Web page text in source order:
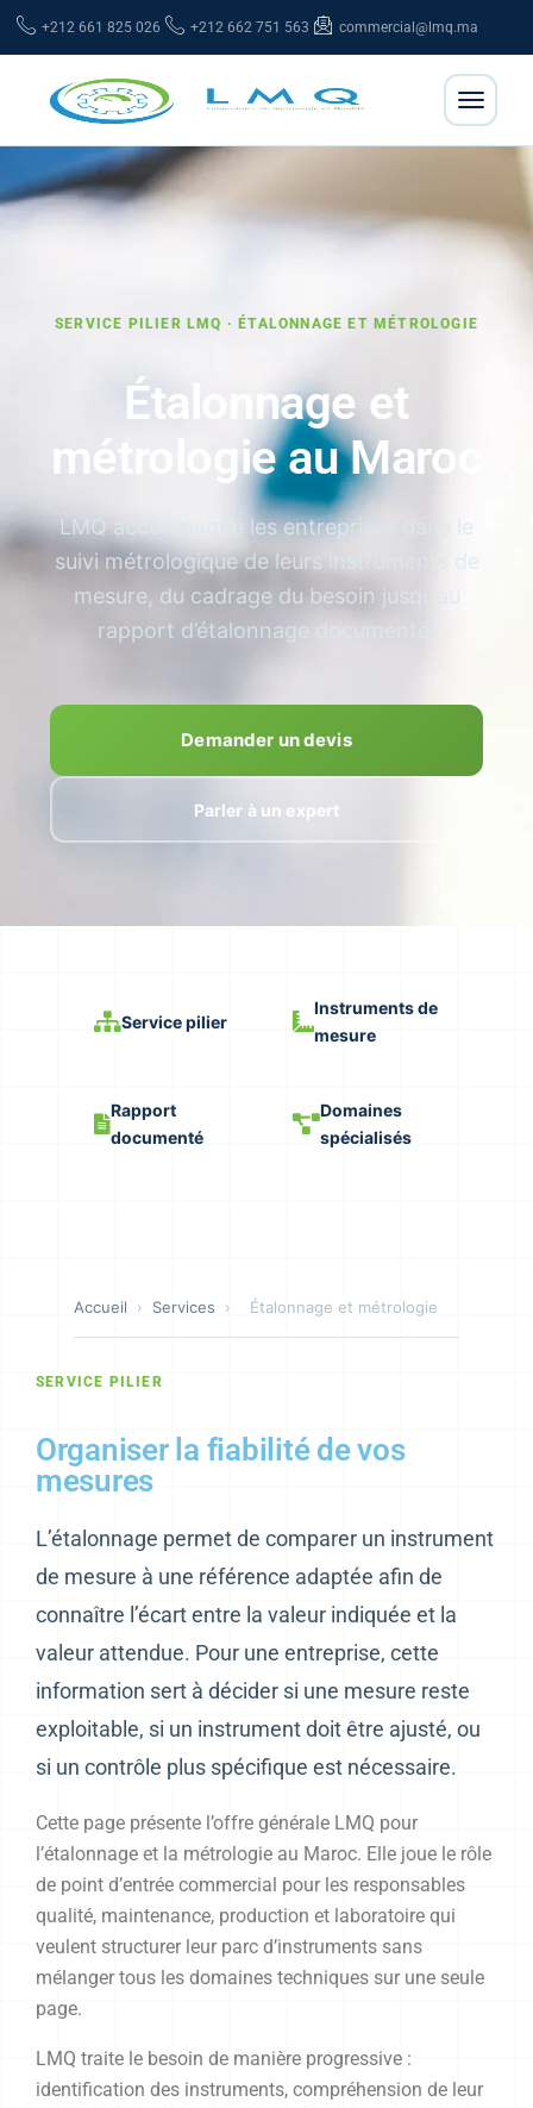
+212 661 825 026 +212 662 751 563 commercial@lmq.ma
SERVICE PILIER LMQ · ÉTALONNAGE ET MÉTROLOGIE
Étalonnage et
métrologie au Maroc
LMQ accompagne les entreprises dans le
suivi métrologique de leurs instruments de
mesure, du cadrage du besoin jusqu’au
rapport d’étalonnage documenté.
Demander un devis
Parler à un expert
Service pilier
Instruments de
mesure
Rapport
documenté
Domaines
spécialisés
Accueil › Services › Étalonnage et métrologie
SERVICE PILIER
Organiser la fiabilité de vos
mesures
L’étalonnage permet de comparer un instrument
de mesure à une référence adaptée afin de
connaître l’écart entre la valeur indiquée et la
valeur attendue. Pour une entreprise, cette
information sert à décider si une mesure reste
exploitable, si un instrument doit être ajusté, ou
si un contrôle plus spécifique est nécessaire.
Cette page présente l’offre générale LMQ pour
l’étalonnage et la métrologie au Maroc. Elle joue le rôle
de point d’entrée commercial pour les responsables
qualité, maintenance, production et laboratoire qui
veulent structurer leur parc d’instruments sans
mélanger tous les domaines techniques sur une seule
page.
LMQ traite le besoin de manière progressive :
identification des instruments, compréhension de leur